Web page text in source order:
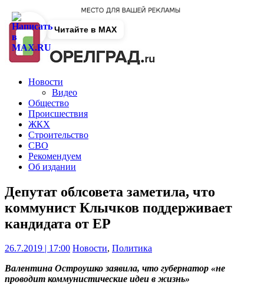
Новости
Видео
Общество
Происшествия
ЖКХ
Строительство
СВО
Рекомендуем
Об издании
Депутат облсовета заметила, что
коммунист Клычков поддерживает
кандидата от ЕР
26.7.2019 | 17:00 Новости, Политика
Валентина Остроушко заявила, что губернатор «не
проводит коммунистические идеи в жизнь»
Читайте в MAX